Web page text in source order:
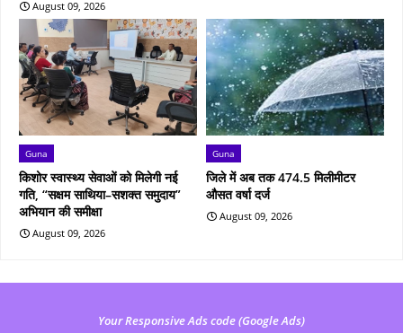
August 09, 2026
Guna
किशोर स्वास्थ्य सेवाओं को मिलेगी नई
गति, “सक्षम साथिया–सशक्त समुदाय”
अभियान की समीक्षा
August 09, 2026
Guna
जिले में अब तक 474.5 मिलीमीटर
औसत वर्षा दर्ज
August 09, 2026
Your Responsive Ads code (Google Ads)